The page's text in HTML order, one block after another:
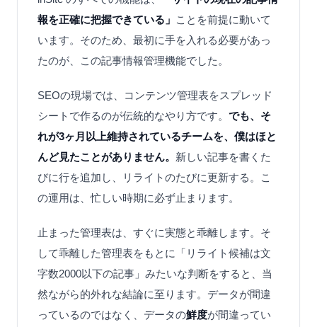
報を正確に把握できている」 ことを前提に動いて
います。そのため、最初に手を入れる必要があっ
たのが、この記事情報管理機能でした。
SEOの現場では、コンテンツ管理表をスプレッド
シートで作るのが伝統的なやり方です。 でも、そ
れが3ヶ月以上維持されているチームを、僕はほと
んど見たことがありません。 新しい記事を書くた
びに行を追加し、リライトのたびに更新する。こ
の運用は、忙しい時期に必ず止まります。
止まった管理表は、すぐに実態と乖離します。そ
して乖離した管理表をもとに「リライト候補は文
字数2000以下の記事」みたいな判断をすると、当
然ながら的外れな結論に至ります。データが間違
っているのではなく、データの鮮度が間違ってい